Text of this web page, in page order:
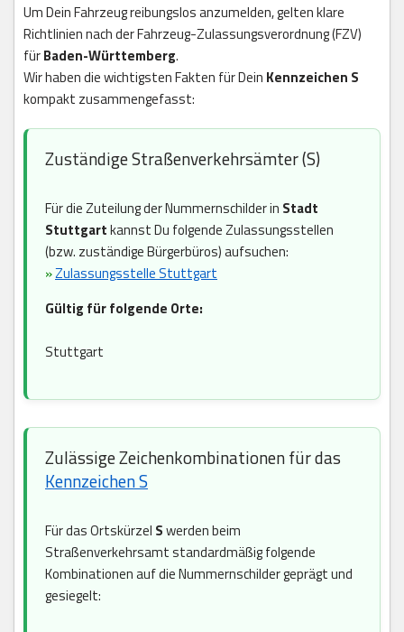
Um Dein Fahrzeug reibungslos anzumelden, gelten klare
Richtlinien nach der Fahrzeug-Zulassungsverordnung (FZV)
fürBaden-Württemberg.
Wir haben die wichtigsten Fakten für Dein Kennzeichen S
kompakt zusammengefasst:
Zuständige Straßenverkehrsämter (S)
Für die Zuteilung der Nummernschilder in Stadt
Stuttgartkannst Du folgende Zulassungsstellen
(bzw. zuständige Bürgerbüros) aufsuchen:
»Zulassungsstelle Stuttgart
Gültig für folgende Orte:
Stuttgart
Zulässige Zeichenkombinationen für das
Kennzeichen S
Für das Ortskürzel Swerden beim
Straßenverkehrsamt standardmäßig folgende
Kombinationen auf die Nummernschilder geprägt und
gesiegelt: